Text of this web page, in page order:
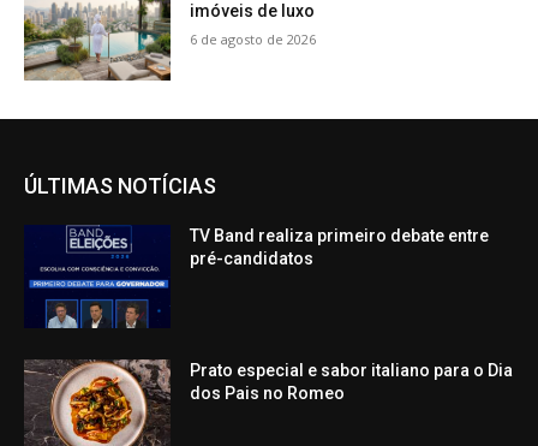
imóveis de luxo
6 de agosto de 2026
ÚLTIMAS NOTÍCIAS
TV Band realiza primeiro debate entre
pré-candidatos
Prato especial e sabor italiano para o Dia
dos Pais no Romeo